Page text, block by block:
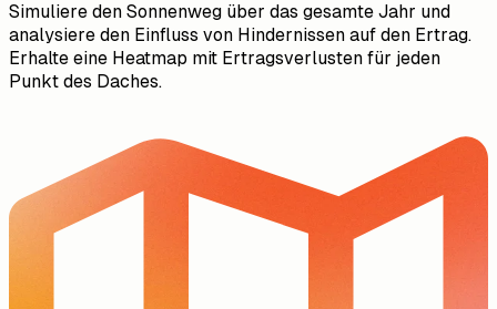
Simuliere den Sonnenweg über das gesamte Jahr und
analysiere den Einfluss von Hindernissen auf den Ertrag.
Erhalte eine Heatmap mit Ertragsverlusten für jeden
Punkt des Daches.